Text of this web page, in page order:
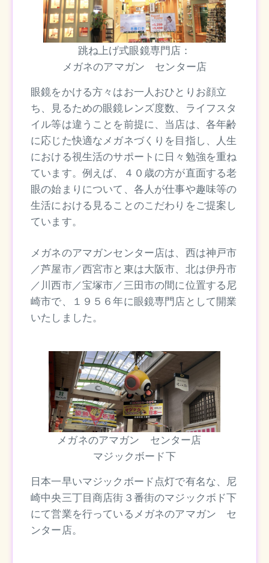
跳ね上げ式眼鏡専門店：
メガネのアマガン センター店
眼鏡をかける方々はお一人おひとりお顔立
ち、見るための眼鏡レンズ度数、ライフスタ
イル等は違うことを前提に、当店は、各年齢
に応じた快適なメガネづくりを目指し、人生
における視生活のサポートに日々勉強を重ね
ています。例えば、４０歳の方が直面する老
眼の始まりについて、各人が仕事や趣味等の
生活における見ることのこだわりをご提案し
ています。
メガネのアマガンセンター店は、西は神戸市
／芦屋市／西宮市と東は大阪市、北は伊丹市
／川西市／宝塚市／三田市の間に位置する尼
崎市で、１９５６年に眼鏡専門店として開業
いたしました。
メガネのアマガン センター店
マジックボード下
日本一早いマジックボード点灯で有名な、尼
崎中央三丁目商店街３番街のマジックボド下
にて営業を行っているメガネのアマガン セ
ンター店。